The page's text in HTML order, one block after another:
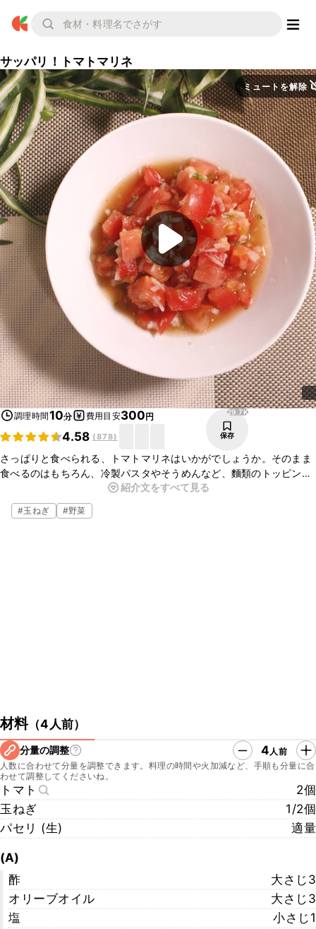
サッパリ！トマトマリネ
ミュートを解除
調理時間10分 費用目安300円
4.58 (878)
29.7K
保存
さっぱりと食べられる、トマトマリネはいかがでしょうか。そのまま
食べるのはもちろん、冷製パスタやそうめんなど、麵類のトッピング
にもぴったりです。ぜひお試しくださいね。
紹介文をすべて見る
#玉ねぎ #野菜
材料（4人前）
分量の調整 4人前
人数に合わせて分量を調整できます。料理の時間や火加減など、手順も分量に合
わせて調整してくださいね。
トマト
2個
玉ねぎ
1/2個
パセリ (生)
適量
(A)
酢
大さじ3
オリーブオイル
大さじ3
塩
小さじ1